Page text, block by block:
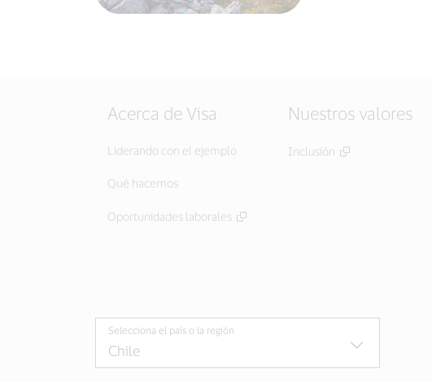
Acerca de Visa
Liderando con el ejemplo
Qué hacemos
Oportunidades laborales
Nuestros valores
Inclusión
Selecciona el país o la región